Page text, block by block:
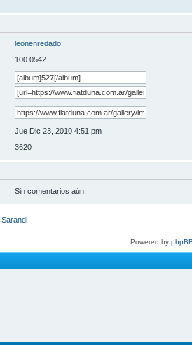
leonenredado
100 0542
Jue Dic 23, 2010 4:51 pm
3620
Sin comentarios aún
Powered by